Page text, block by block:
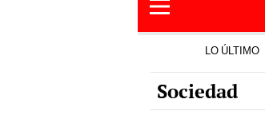
LO ÚLTIMO
Sociedad